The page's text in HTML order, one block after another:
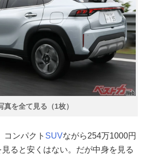
真を全て見る（1枚）
コンパクト SUVながら254万1000円
ると安くはない。だが中身を見る